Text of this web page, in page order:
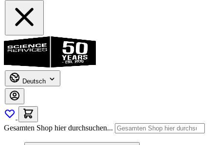
Deutsch
Gesamten Shop hier durchsuchen...